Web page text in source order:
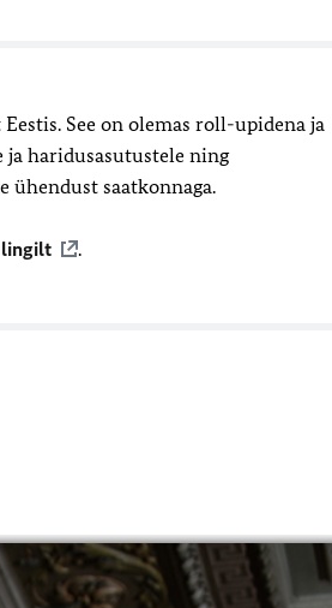
See on olemas roll-upidena ja
ja haridusasutustele ning
ühendust saatkonnaga.
.